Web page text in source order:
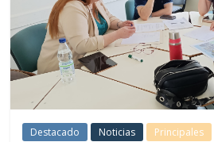
Destacado Noticias Principales